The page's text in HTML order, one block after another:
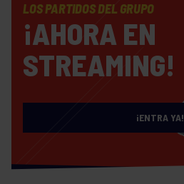
LOS PARTIDOS DEL GRUPO
¡AHORA EN
STREAMING!
¡ENTRA YA!